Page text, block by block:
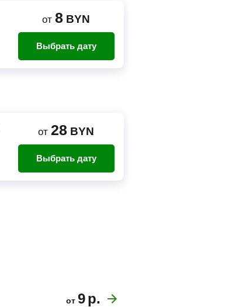
от8 BYN
Выбрать дату
от28 BYN
Выбрать дату
от 9р.